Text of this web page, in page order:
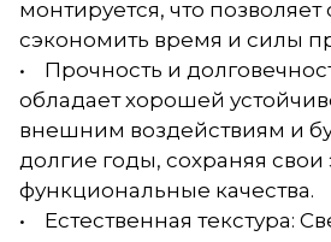
монтируется, что
сэкономить время и силы
• Прочность и
обладает хорошей
внешним воздействиям и
долгие годы, сохраняя свои
функциональные качества.
• Естественная текстура: